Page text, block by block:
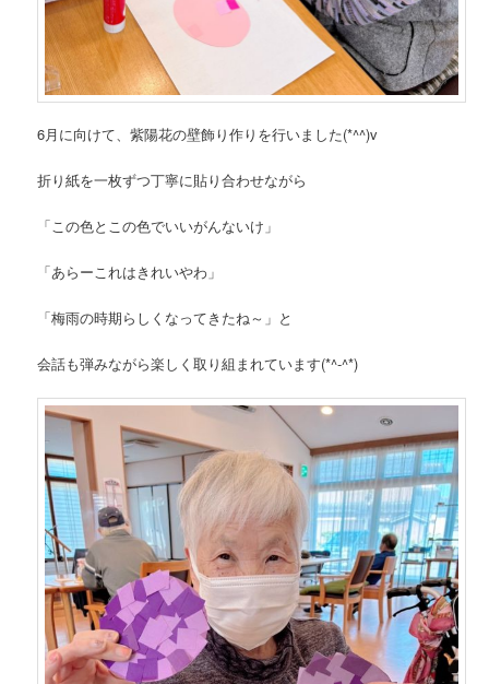
6月に向けて、紫陽花の壁飾り作りを行いました(*^^)v
折り紙を一枚ずつ丁寧に貼り合わせながら
「この色とこの色でいいがんないけ」
「あらーこれはきれいやわ」
「梅雨の時期らしくなってきたね～」と
会話も弾みながら楽しく取り組まれています(*^-^*)